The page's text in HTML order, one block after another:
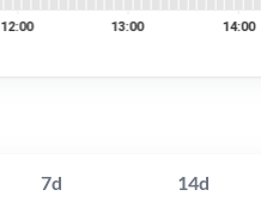
7d 14d